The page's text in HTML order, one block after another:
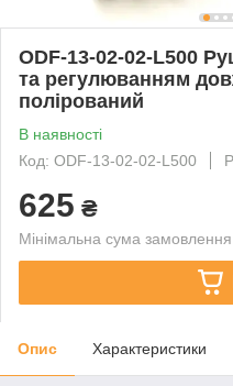
ODF-13-02-02-L500
та регулюванням
полірований
В наявності
Код: ODF-13-02-02-L500
625 ₴
Мінімальна сума
Опис Характеристики